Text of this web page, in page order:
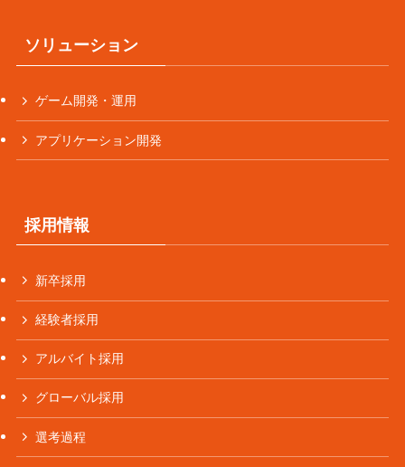
ソリューション
ゲーム開発・運用
アプリケーション開発
採用情報
新卒採用
経験者採用
アルバイト採用
グローバル採用
選考過程